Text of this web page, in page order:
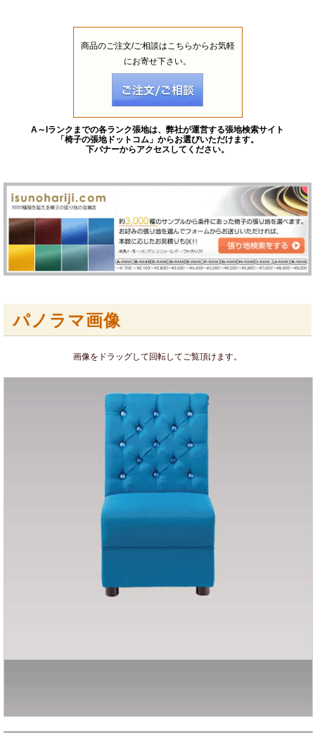
商品のご注文/ご相談はこちらからお気軽
にお寄せ下さい。
A～Iランクまでの各ランク張地は、弊社が運営する張地検索サイト
「椅子の張地ドットコム」からお選びいただけます。
下バナーからアクセスしてください。
パノラマ画像
画像をドラッグして回転してご覧頂けます。